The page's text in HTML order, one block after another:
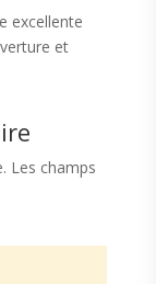
excellente
et
Les champs